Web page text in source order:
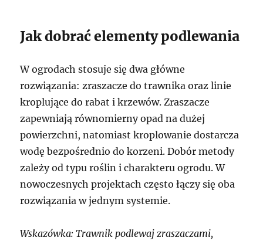
Jak dobrać elementy podlewania
W ogrodach stosuje się dwa główne
rozwiązania: zraszacze do trawnika oraz linie
kroplujące do rabat i krzewów. Zraszacze
zapewniają równomierny opad na dużej
powierzchni, natomiast kroplowanie dostarcza
wodę bezpośrednio do korzeni. Dobór metody
zależy od typu roślin i charakteru ogrodu. W
nowoczesnych projektach często łączy się oba
rozwiązania w jednym systemie.
Wskazówka: Trawnik podlewaj zraszaczami,